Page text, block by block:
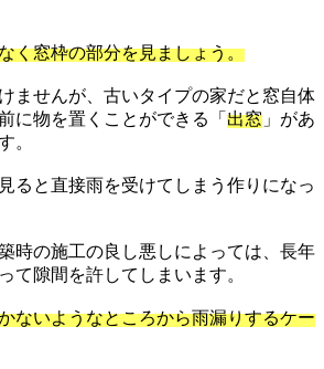
く窓枠の部分を見ましょう。
ませんが、古いタイプの家だと窓自体
に物を置くことができる「 出窓 」があ
。
ると直接雨を受けてしまう作りになっ
時の施工の良し悪しによっては、長年
て隙間を許してしまいます。
ないようなところから雨漏りするケー